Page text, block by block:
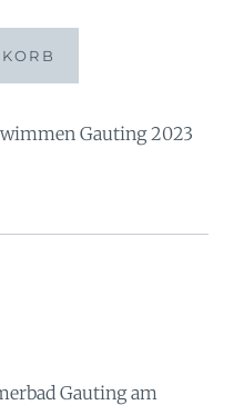
Gauting 2023
Gauting am